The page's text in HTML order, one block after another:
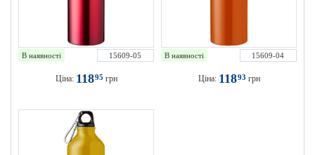
В наявності 15609-05
Ціна: 11895 грн
В наявності 15609-04
Ціна: 11893 грн